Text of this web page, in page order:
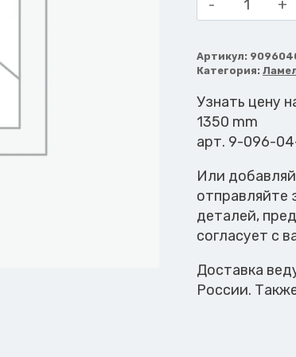
товара
стальная
160
x
0,5
x
mm
SB=
1350
mm
Артикул:
Категория:
Узнать цену
1350 mm
арт. 9-096-
Или
отправляйте
деталей,
согласует с
Доставка
России.